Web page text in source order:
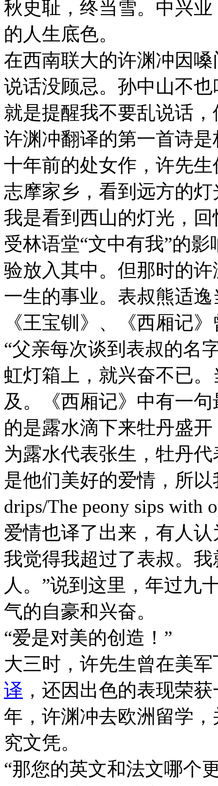
秋史耻，终当雪。中兴
的人生底色。
在西南联大的许渊冲因
说话没顾忌。孙中山不
就是提醒我不要乱说话
许渊冲翻译的第一首诗
十年前的处女作，许先
志摩家乡，看到远方的
我是看到西山的灯光，
受林语堂“文中有我”的
验放入其中。但那时的
一生的事业。表叔熊适
《王宝钏》、《西厢记
“父亲每次谈到表叔的名
虹灯箱上，就兴奋不已
及。《西厢记》中有一
的是露水滴下来牡丹盛
为露水代表张生，牡丹
是他们美好的爱情，所以
drips/The peony sips with
爱情也译了出来，有人
我觉得我超过了表叔。
人。”说到这里，年过九
气的自豪和兴奋。
“爱是对美的创造！”
大三时，许先生曾在美
译 ，还因出色的表现荣
年，许渊冲去欧洲留学
究文凭。
“那您的英文和法文哪个